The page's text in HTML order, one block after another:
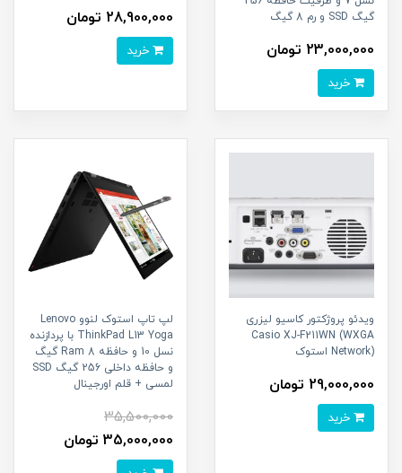
گیگ SSD و رم 8 گیگ
23,000,000 تومان
28,900,000 تومان
ویدئو پروژکتور کاسیو لیزری
Casio XJ-F211WN (WXGA
Network) استوک
29,000,000 تومان
لپ تاپ استوک لنوو Lenovo
ThinkPad L13 Yoga با پردازنده
نسل 10 و حافظه Ram 8 گیگ
و حافظه داخلی 256 گیگ SSD
لمسی + قلم اورجینال
35,500,000
35,000,000 تومان